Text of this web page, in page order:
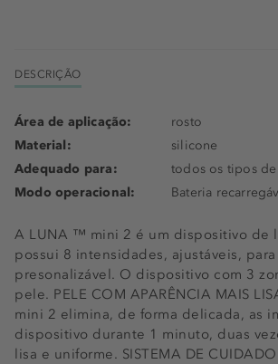
DESCRIÇÃO
A LUNA ™ mini 2 é um dispositivo de
possui 8 intensidades, ajustáveis,
presonalizável. O dispositivo com 3
pele. PELE COM APARÊNCIA MAIS
mini 2 elimina, de forma delicada, as
dispositivo durante 1 minuto, duas
lisa e uniforme. SISTEMA DE
Área de aplicação:
rosto
Material:
silicone
Adequado para:
todos os tipos
Modo operacional:
Bateria